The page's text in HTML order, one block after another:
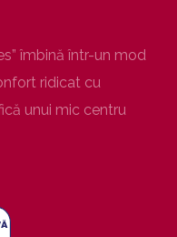
îmbină într-un mod
ridicat cu
unui mic centru